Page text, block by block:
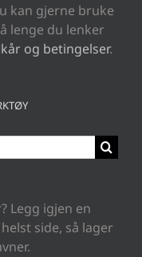
kan gjerne bruke
lenge du lenker
og betingelser.
Legg igjen en
side, så lager